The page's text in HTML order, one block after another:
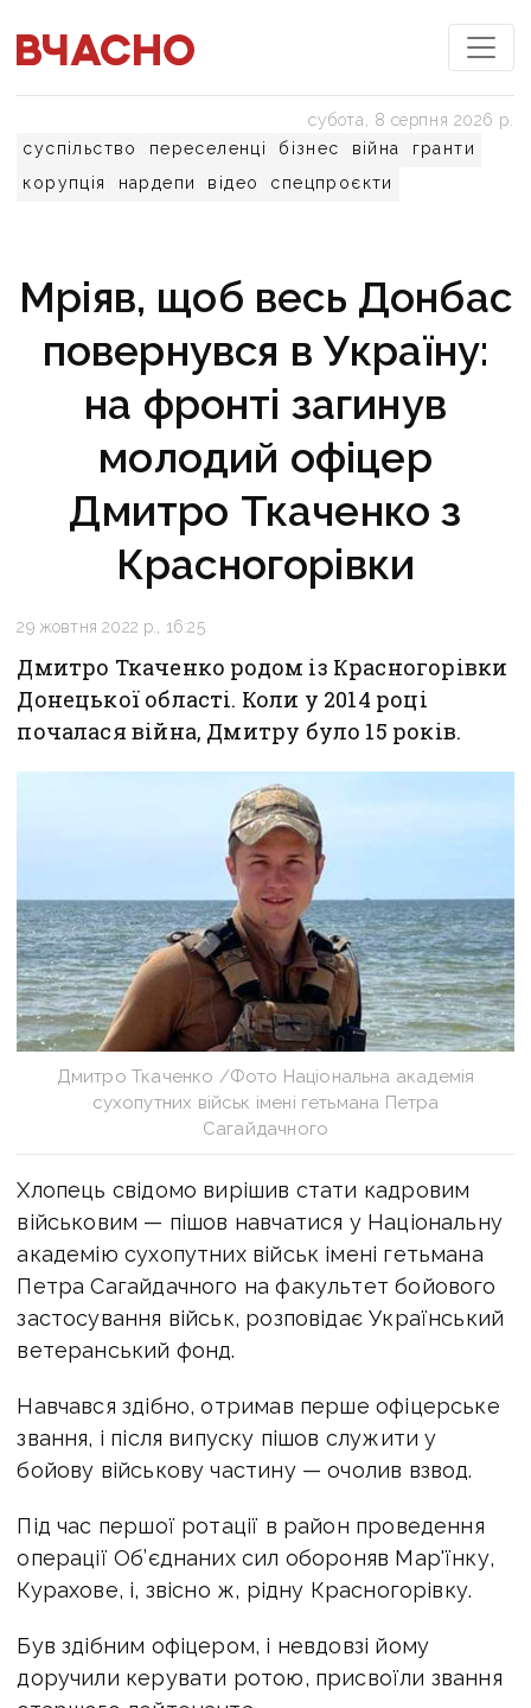
суспільство переселенці бізнес війна
гранти
корупція
нардепи відео спецпроєкти
субота, 8 серпня 2026 р.
Мріяв, щоб весь Донбас
повернувся в Україну:
на фронті загинув
молодий офіцер
Дмитро Ткаченко з
Красногорівки
29 жовтня 2022 р., 16:25
Дмитро Ткаченко родом із Красногорівки
Донецької області. Коли у 2014 році
почалася війна, Дмитру було 15 років.
Дмитро Ткаченко /Фото Національна академія
сухопутних військ імені гетьмана Петра
Сагайдачного
Хлопець свідомо вирішив стати кадровим
військовим — пішов навчатися у Національну
академію сухопутних військ імені гетьмана
Петра Сагайдачного на факультет бойового
застосування військ, розповідає Український
ветеранський фонд.
Навчався здібно, отримав перше офіцерське
звання, і після випуску пішов служити у
бойову військову частину — очолив взвод.
Під час першої ротації в район проведення
операції Об’єднаних сил обороняв Мар'їнку,
Курахове, і, звісно ж, рідну Красногорівку.
Був здібним офіцером, і невдовзі йому
доручили керувати ротою, присвоїли звання